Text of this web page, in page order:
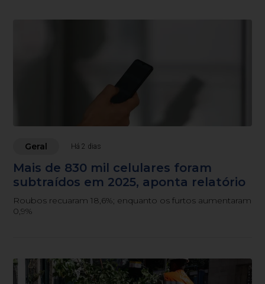
Geral Há 2 dias
Mais de 830 mil celulares foram
subtraídos em 2025, aponta relatório
Roubos recuaram 18,6%; enquanto os furtos aumentaram
0,9%